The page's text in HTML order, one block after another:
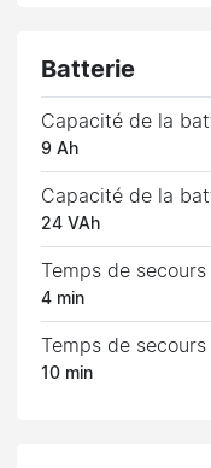
Batterie
Capacité de la
9 Ah
Capacité de la
24 VAh
Temps de
4 min
Temps de
10 min